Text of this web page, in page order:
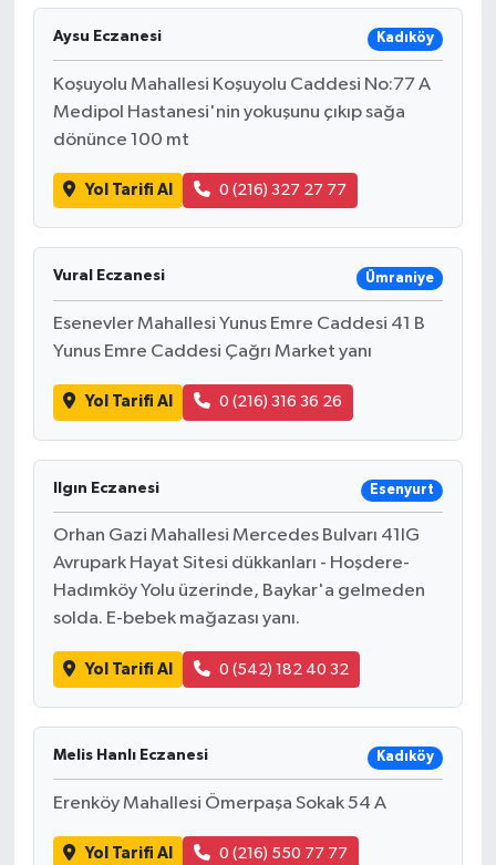
Aysu Eczanesi Kadıköy
Koşuyolu Mahallesi Koşuyolu Caddesi No:77 A
Medipol Hastanesi'nin yokuşunu çıkıp sağa
dönünce 100 mt
Yol Tarifi Al 0 (216) 327 27 77
Vural Eczanesi Ümraniye
Esenevler Mahallesi Yunus Emre Caddesi 41 B
Yunus Emre Caddesi Çağrı Market yanı
Yol Tarifi Al 0 (216) 316 36 26
Ilgın Eczanesi Esenyurt
Orhan Gazi Mahallesi Mercedes Bulvarı 41IG
Avrupark Hayat Sitesi dükkanları - Hoşdere-
Hadımköy Yolu üzerinde, Baykar'a gelmeden
solda. E-bebek mağazası yanı.
Yol Tarifi Al 0 (542) 182 40 32
Melis Hanlı Eczanesi Kadıköy
Erenköy Mahallesi Ömerpaşa Sokak 54 A
Yol Tarifi Al 0 (216) 550 77 77